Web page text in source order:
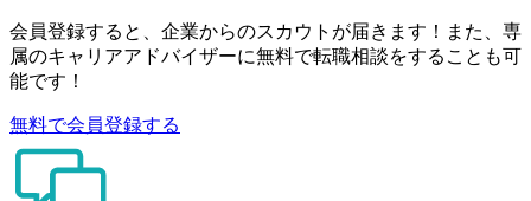
会員登録すると、企業からのスカウトが届きます！また、専
属のキャリアアドバイザーに無料で転職相談をすることも可
能です！
無料で会員登録する